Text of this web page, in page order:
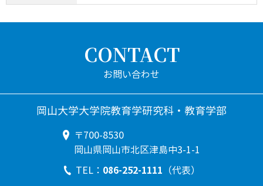
CONTACT
岡山大学大学院教育学研究科・教育学部
〒700-8530
岡山県岡山市北区津島中3-1-1
TEL： 086-252-1111 （代表）